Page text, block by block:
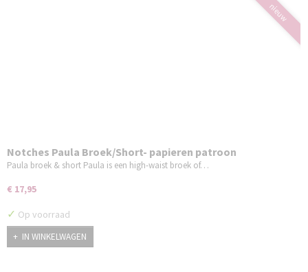
nieuw
Notches Paula Broek/Short- papieren patroon
Paula broek & short Paula is een high-waist broek of…
€ 17,95
✓ Op voorraad
IN WINKELWAGEN